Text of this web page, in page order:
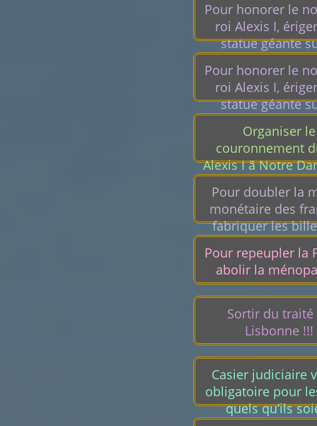
Pour honorer le
roi Alexis I,
statue géante
sommet du mont
Pour honorer le
roi Alexis I,
statue géante
sommet du mont
Organiser le
couronnement
Alexis I ã Notre
le pape
Pour doubler la
monétaire des
fabriquer les
banque en carton
Pour repeupler la
abolir la
Sortir du traité
Lisbonne !!!
Casier judiciaire
obligatoire pour
quels qu’ils